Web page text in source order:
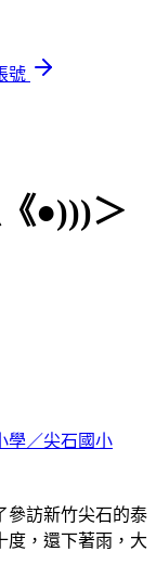
號
●)))＞
學／尖石國小
參訪新竹尖石的泰
度，還下著雨，大